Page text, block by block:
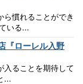
慣れることができ
いる...
『ローレル入野
入ることを期待して
...